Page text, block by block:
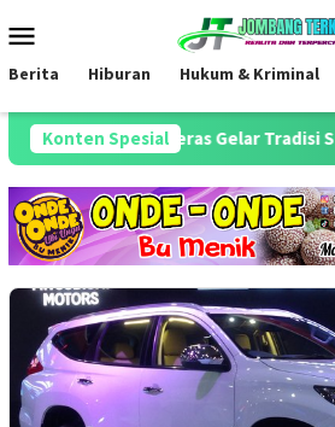
ke
kontenMobile
Berita Hiburan Hukum & Kriminal
Konten Spesial
Desa Keras Gelar Tradisi Sedekah